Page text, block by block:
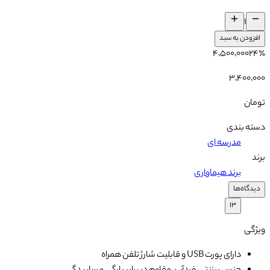
۱
افزودن به سبد
۴٬۵۰۰٬۰۰۰۲۴٪
۳٬۴۰۰٬۰۰۰
تومان
دسته بندی
مدرسه ای
برند
برند هیماواری
دیدگاه‌ها
۱۳
ویژگی
دارای پورت USB و قابلیت شارژ تلفن همراه